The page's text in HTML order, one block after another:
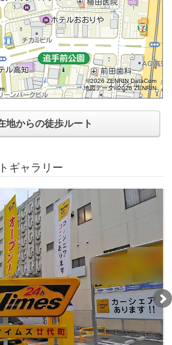
©2026 ZENRIN DataCom
地図データ©2026 ZENRIN
地からの徒歩ルート
ギャラリー